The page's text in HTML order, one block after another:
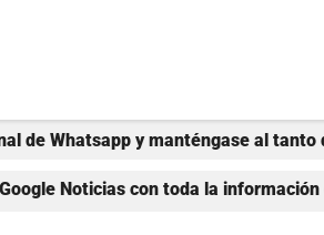
de Whatsapp y manténgase al
Noticias con toda la información